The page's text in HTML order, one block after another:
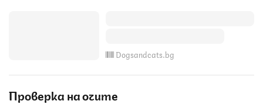
Dogsandcats.bg
Проверка на очите